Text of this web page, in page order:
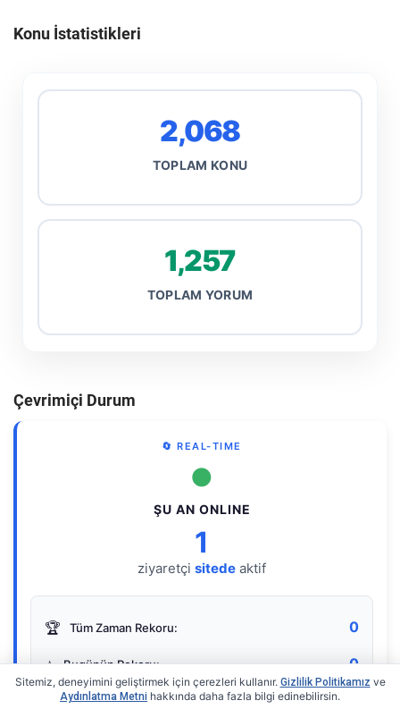
Konu İstatistikleri
2,068
TOPLAM KONU
1,257
TOPLAM YORUM
Çevrimiçi Durum
🔄 REAL-TIME
●
ŞU AN ONLINE
1
ziyaretçi sitede aktif
🏆 Tüm Zaman Rekoru: 0
⭐ Bugünün Rekoru: 0
Sitemiz, deneyimini geliştirmek için çerezleri kullanır. Gizlilik Politikamız ve
Aydınlatma Metni hakkında daha fazla bilgi edinebilirsin.